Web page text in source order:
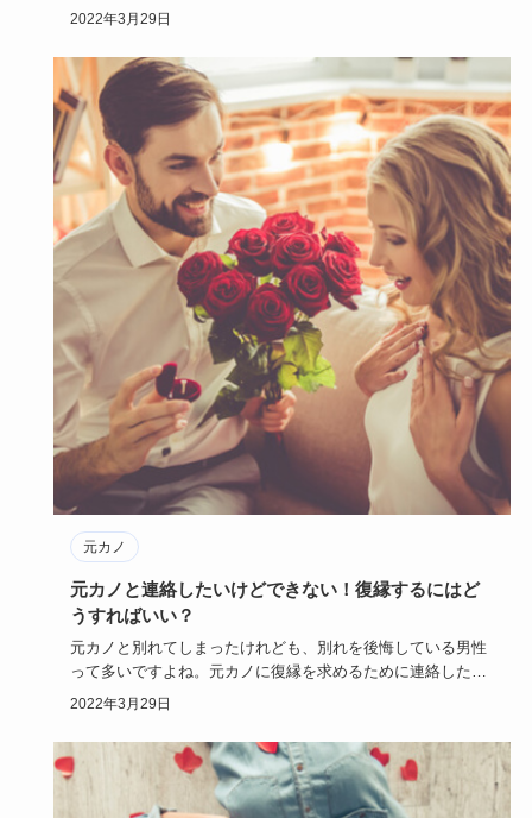
に、何だか心が…
2022年3月29日
元カノ
元カノと連絡したいけどできない！復縁するにはど
うすればいい？
元カノと別れてしまったけれども、別れを後悔している男性
って多いですよね。元カノに復縁を求めるために連絡したい
時はいったいど…
2022年3月29日